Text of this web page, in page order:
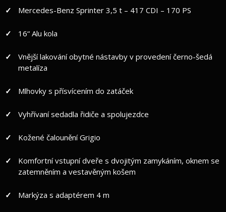
Mercedes-Benz Sprinter 3,5 t – 417 CDI – 170 PS
16“ Alu kola
Vnější lakování obytné nástavby v provedení černo-šedá
metalíza
Mlhovky s přísvícením do zatáček
Vyhřívaní sedadla řidiče a spolujezdce
Kožené čalounění Grigio
Komfortní vstupní dveře s dvojitým zamykáním, oknem se
zatemněním a vestavěným košem
Markýza s adaptérem 4 m